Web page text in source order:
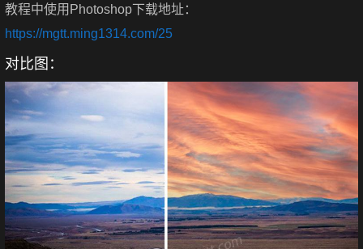
教程中使用Photoshop下载地址：
https://mgtt.ming1314.com/25
对比图：